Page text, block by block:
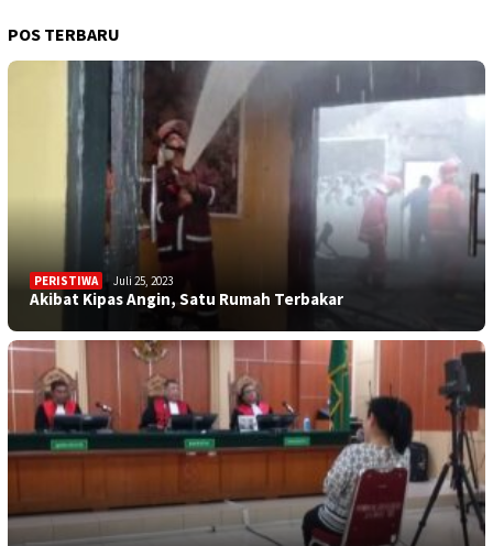
POS TERBARU
PERISTIWA Juli 25, 2023
Akibat Kipas Angin, Satu Rumah Terbakar